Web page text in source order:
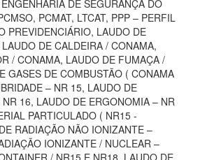
DE SEGURANÇA DO
PCMAT, LTCAT, PPP – PERFIL
PREVIDENCIÁRIO, LAUDO DE
DE CALDEIRA / CONAMA,
/ CONAMA, LAUDO DE FUMAÇA /
GASES DE COMBUSTÃO ( CONAMA
– NR 15, LAUDO DE
NR 16, LAUDO DE ERGONOMIA – NR
PARTICULADO ( NR15 -
RADIAÇÃO NÃO IONIZANTE –
IONIZANTE / NUCLEAR –